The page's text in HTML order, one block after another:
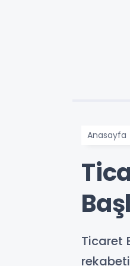
Anasayfa
Ticaret